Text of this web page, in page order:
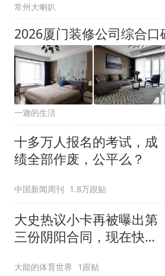
常州大喇叭
一迦的生活
十多万人报名的考试，成
绩全部作废，公平么？
中国新闻周刊 1.8万跟贴
大史热议小卡再被曝出第
三份阴阳合同，现在快船
大能的体育世界 1跟贴